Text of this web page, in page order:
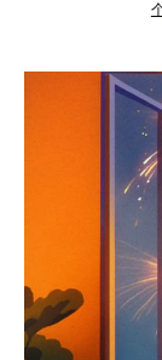
下
击
按
钮
取
消
静